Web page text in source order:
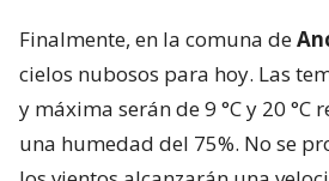
Finalmente, en la comuna de
cielos nubosos para hoy. Las
y máxima serán de 9 °C y 20 °C
una humedad del 75%. No se